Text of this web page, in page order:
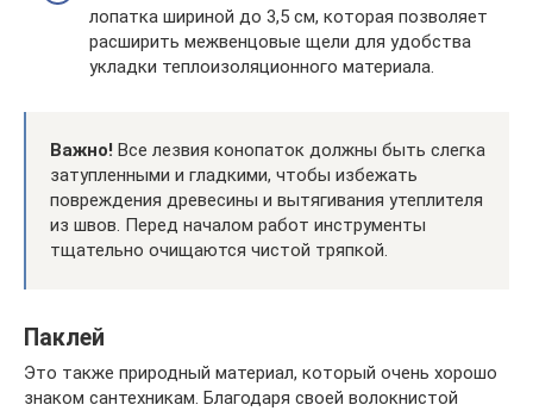
лопатка шириной до 3,5 см, которая позволяет
расширить межвенцовые щели для удобства
укладки теплоизоляционного материала.
Важно! Все лезвия конопаток должны быть слегка
затупленными и гладкими, чтобы избежать
повреждения древесины и вытягивания утеплителя
из швов. Перед началом работ инструменты
тщательно очищаются чистой тряпкой.
Паклей
Это также природный материал, который очень хорошо
знаком сантехникам. Благодаря своей волокнистой